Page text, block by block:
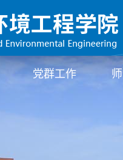
党群工作